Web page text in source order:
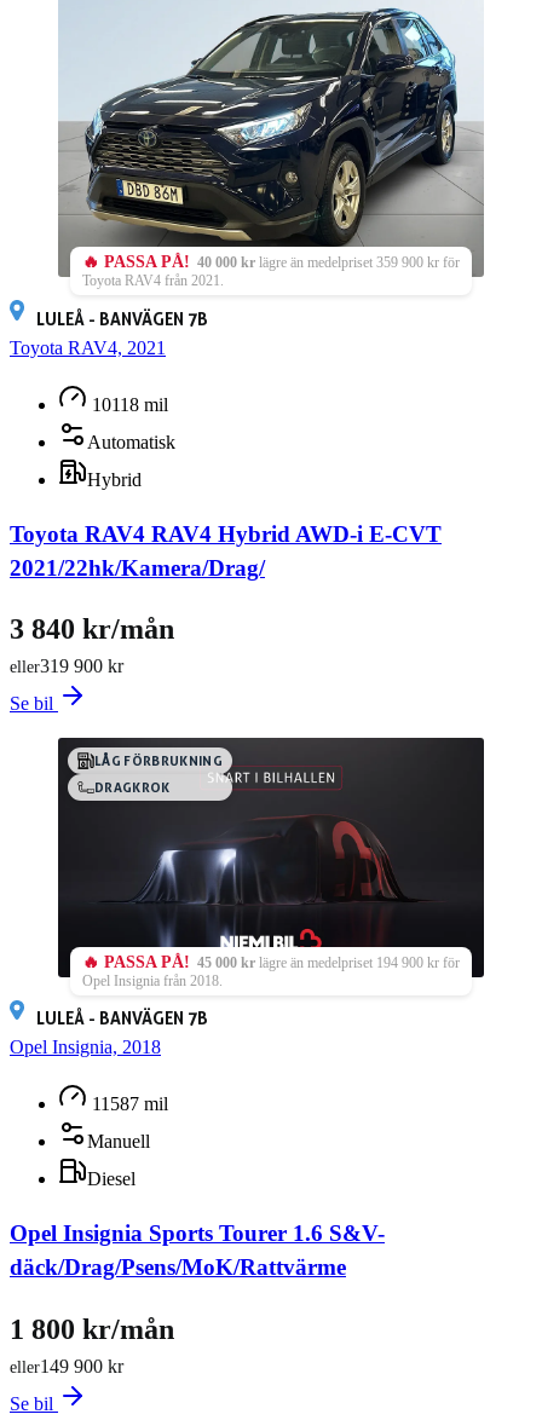
🔥 PASSA PÅ! 40 000 kr lägre än medelpriset 359 900 kr för
Toyota RAV4 från 2021.
LULEÅ - BANVÄGEN 7B
Toyota RAV4, 2021
10118 mil
Automatisk
Hybrid
Toyota RAV4 RAV4 Hybrid AWD-i E-CVT
2021/22hk/Kamera/Drag/
319 900 kr
eller
3 840 kr/mån
Se bil
LÅG FÖRBRUKNING
DRAGKROK
🔥 PASSA PÅ! 45 000 kr lägre än medelpriset 194 900 kr för
Opel Insignia från 2018.
LULEÅ - BANVÄGEN 7B
Opel Insignia, 2018
11587 mil
Manuell
Diesel
Opel Insignia Sports Tourer 1.6 S&V-
däck/Drag/Psens/MoK/Rattvärme
149 900 kr
eller
1 800 kr/mån
Se bil